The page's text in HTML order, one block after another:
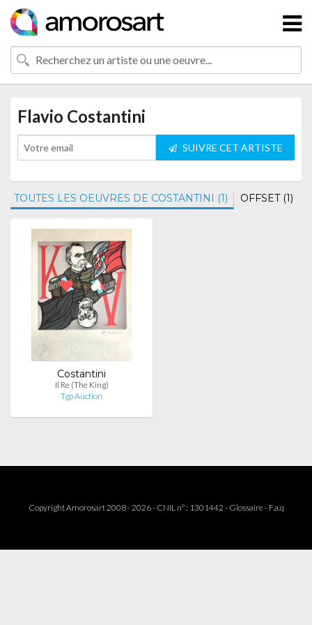
Flavio Costantini
SUIVRE CET ARTISTE
TOUTES LES OEUVRES DE COSTANTINI (1) OFFSET (1)
Costantini
Il Re (The King)
Tgp Auction
Copyright Amorosart 2008 - 2026 - CNIL n° : 1301442 - Glossaire- F.a.q